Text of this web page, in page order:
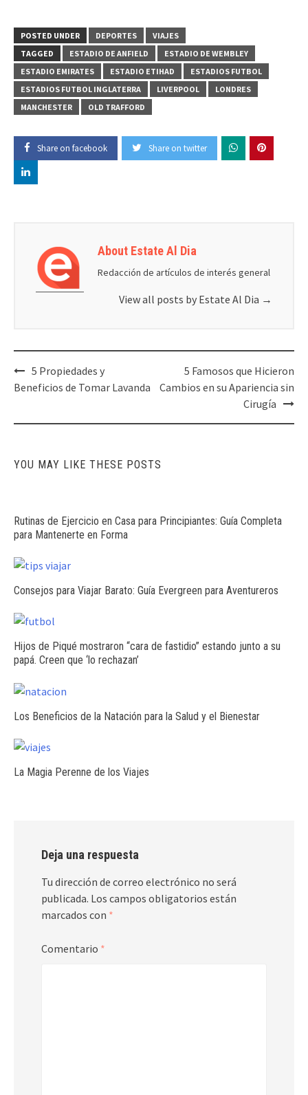
POSTED UNDER DEPORTES
VIAJES
TAGGED
ESTADIO DE ANFIELD
ESTADIO DE WEMBLEY
ESTADIO EMIRATES
ESTADIO ETIHAD
ESTADIOS FUTBOL
ESTADIOS FUTBOL INGLATERRA
LIVERPOOL
LONDRES
MANCHESTER
OLD TRAFFORD
Share on facebook Share on twitter
About Estate Al Dia
Redacción de artículos de interés general
View all posts by Estate Al Dia →
Post
navigation
5 Propiedades y
Beneficios de Tomar Lavanda
5 Famosos que Hicieron
Cambios en su Apariencia sin
Cirugía
YOU MAY LIKE THESE POSTS
Rutinas de Ejercicio en Casa para Principiantes: Guía Completa
para Mantenerte en Forma
Consejos para Viajar Barato: Guía Evergreen para Aventureros
Hijos de Piqué mostraron “cara de fastidio” estando junto a su
papá. Creen que ‘lo rechazan’
Los Beneficios de la Natación para la Salud y el Bienestar
La Magia Perenne de los Viajes
Deja una respuesta
Tu dirección de correo electrónico no será
publicada. Los campos obligatorios están
marcados con *
Comentario *